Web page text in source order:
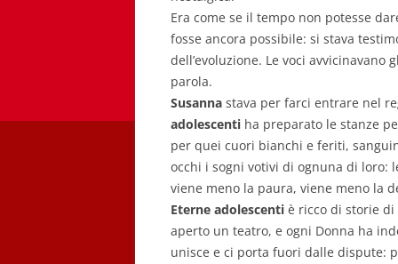
Era come se il tempo non potesse
fosse ancora possibile: si stava
dell’evoluzione. Le voci
parola.
Susanna stava per farci entrare nel
adolescenti ha preparato le stanze
per quei cuori bianchi e feriti,
occhi i sogni votivi di ognuna di loro:
viene meno la paura, viene meno la
Eterne adolescenti è ricco di storie di
aperto un teatro, e ogni Donna ha
unisce e ci porta fuori dalle dispute: